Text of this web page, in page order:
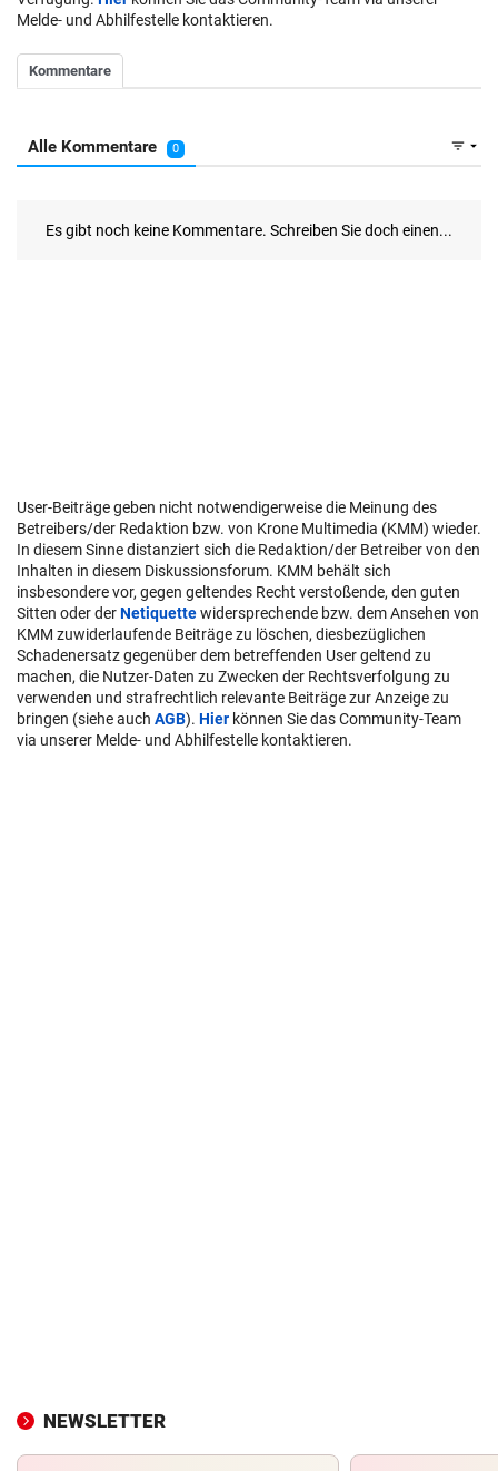
Melde- und Abhilfestelle kontaktieren.
User-Beiträge geben nicht notwendigerweise die Meinung des
Betreibers/der Redaktion bzw. von Krone Multimedia (KMM) wieder.
In diesem Sinne distanziert sich die Redaktion/der Betreiber von den
Inhalten in diesem Diskussionsforum. KMM behält sich
insbesondere vor, gegen geltendes Recht verstoßende, den guten
Sitten oder derNetiquettewidersprechende bzw. dem Ansehen von
KMM zuwiderlaufende Beiträge zu löschen, diesbezüglichen
Schadenersatz gegenüber dem betreffenden User geltend zu
machen, die Nutzer-Daten zu Zwecken der Rechtsverfolgung zu
verwenden und strafrechtlich relevante Beiträge zur Anzeige zu
bringen (siehe auch AGB). Hier können Sie das Community-Team
via unserer Melde- und Abhilfestelle kontaktieren.
NEWSLETTER